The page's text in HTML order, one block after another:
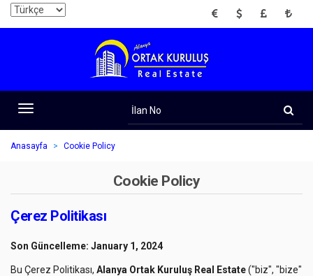
EUR USD GBP TRY
Toggle
navigation
No
Anasayfa Cookie Policy
Cookie Policy
Çerez Politikası
Son Güncelleme: January 1, 2024
Bu Çerez Politikası, Alanya Ortak Kuruluş Real Estate("biz", "bize"